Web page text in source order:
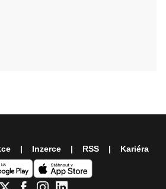
Inzerce RSS Kariéra